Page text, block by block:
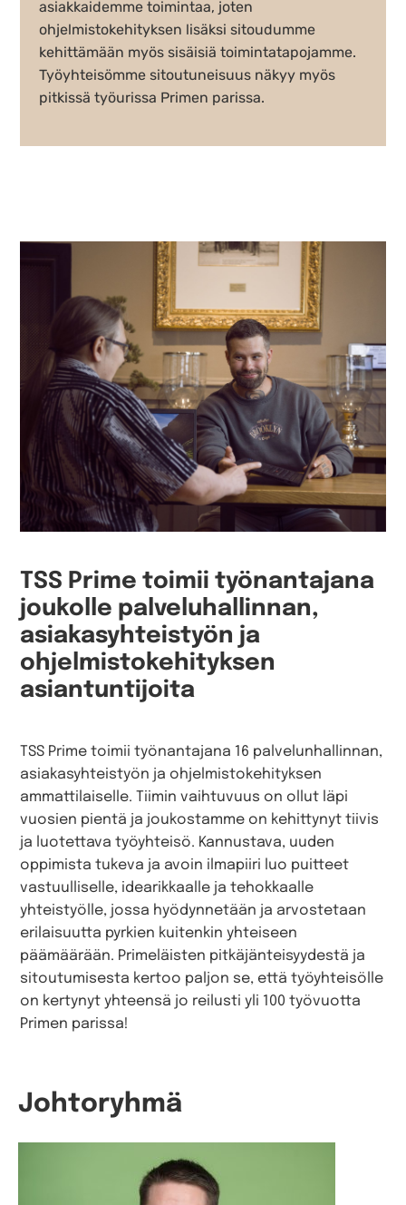
asiakkaidemme toimintaa, joten
ohjelmistokehityksen lisäksi sitoudumme
kehittämään myös sisäisiä toimintatapojamme.
Työyhteisömme sitoutuneisuus näkyy myös
pitkissä työurissa Primen parissa.
TSS Prime toimii työnantajana
joukolle palveluhallinnan,
asiakasyhteistyön ja
ohjelmistokehityksen
asiantuntijoita
TSS Prime toimii työnantajana 16 palvelunhallinnan,
asiakasyhteistyön ja ohjelmistokehityksen
ammattilaiselle. Tiimin vaihtuvuus on ollut läpi
vuosien pientä ja joukostamme on kehittynyt tiivis
ja luotettava työyhteisö. Kannustava, uuden
oppimista tukeva ja avoin ilmapiiri luo puitteet
vastuulliselle, idearikkaalle ja tehokkaalle
yhteistyölle, jossa hyödynnetään ja arvostetaan
erilaisuutta pyrkien kuitenkin yhteiseen
päämäärään. Primeläisten pitkäjänteisyydestä ja
sitoutumisesta kertoo paljon se, että työyhteisölle
on kertynyt yhteensä jo reilusti yli 100 työvuotta
Primen parissa!
Johtoryhmä